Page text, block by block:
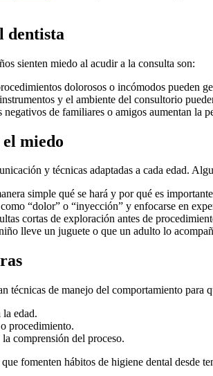
dentista
sienten miedo al acudir a la consulta son:
dolorosos o incómodos pueden
y el ambiente del consultorio
negativos de familiares o amigos aumentan la
miedo
y técnicas adaptadas a cada edad.
simple qué se hará y por qué es
“dolor” o “inyección” y enfocarse en
cortas de exploración antes de
lleve un juguete o que un adulto lo
técnicas de manejo del comportamiento para
la edad.
procedimiento.
comprensión del proceso.
fomenten hábitos de higiene dental desde